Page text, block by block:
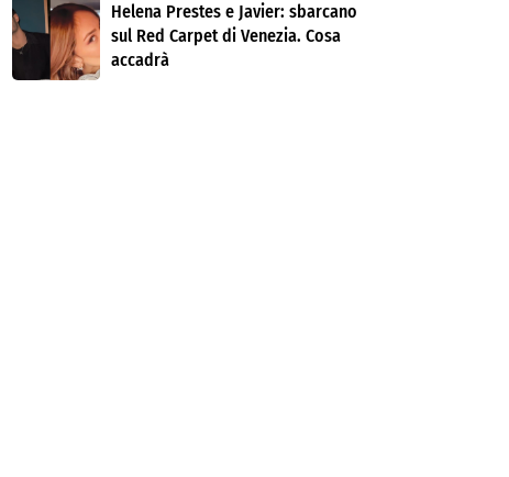
Helena Prestes e Javier: sbarcano
sul Red Carpet di Venezia. Cosa
accadrà